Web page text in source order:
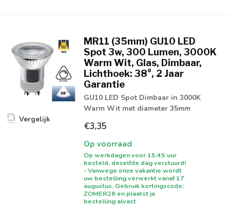
Vergelijk
MR11 (35mm) GU10 LED
Spot 3w, 300 Lumen, 3000K
Warm Wit, Glas, Dimbaar,
Lichthoek: 38°, 2 Jaar
Garantie
GU10 LED Spot Dimbaar in 3000K
Warm Wit met diameter 35mm
€3,35
Op voorraad
Op werkdagen voor 15:45 uur
besteld, dezelfde dag verstuurd!
- Vanwege onze vakantie wordt
uw bestelling verwerkt vanaf 17
augustus. Gebruik kortingscode:
ZOMER26 en plaatst je
bestelling alvast